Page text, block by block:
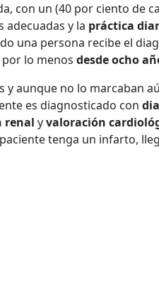
con un (40 por ciento de
adecuadas y la práctica
una persona recibe el
lo menos desde ocho
aunque no lo marcaban
es diagnosticado con
renal yvaloración
tenga un infarto,